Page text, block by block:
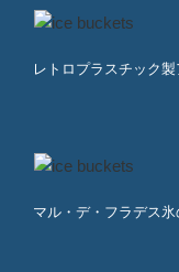
レトロプラスチック
マル・デ・フラデス氷